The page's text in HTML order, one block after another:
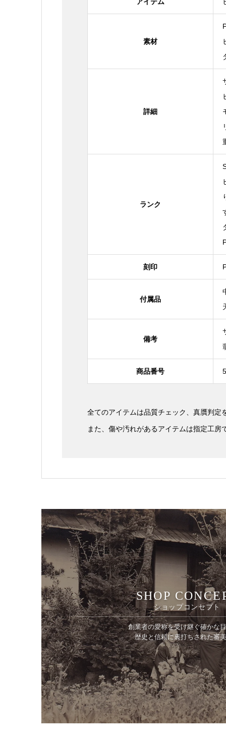
全てのアイテムは品質チェック、真贋判定
また、傷や汚れがあるアイテムは指定工
素材
詳細
ランク
刻印
付属品
備考
商品番号
SHOP
ショップコンセプト
創業者の愛称を受け継ぐ確かな
歴史と信頼に裏打ちされた審